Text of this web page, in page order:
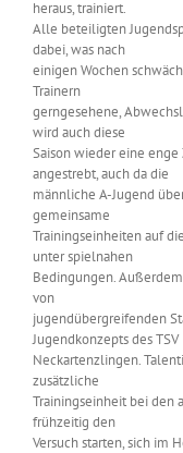
heraus, trainiert.
Alle beteiligten
dabei, was nach
einigen Wochen
Trainern
gerngesehene,
wird auch diese
Saison wieder eine
angestrebt, auch da die
männliche A-Jugend
gemeinsame
Trainingseinheiten auf
unter spielnahen
Bedingungen.
von
jugendübergreifenden
Jugendkonzepts des TSV
Neckartenzlingen.
zusätzliche
Trainingseinheit bei den
frühzeitig den
Versuch starten, sich im